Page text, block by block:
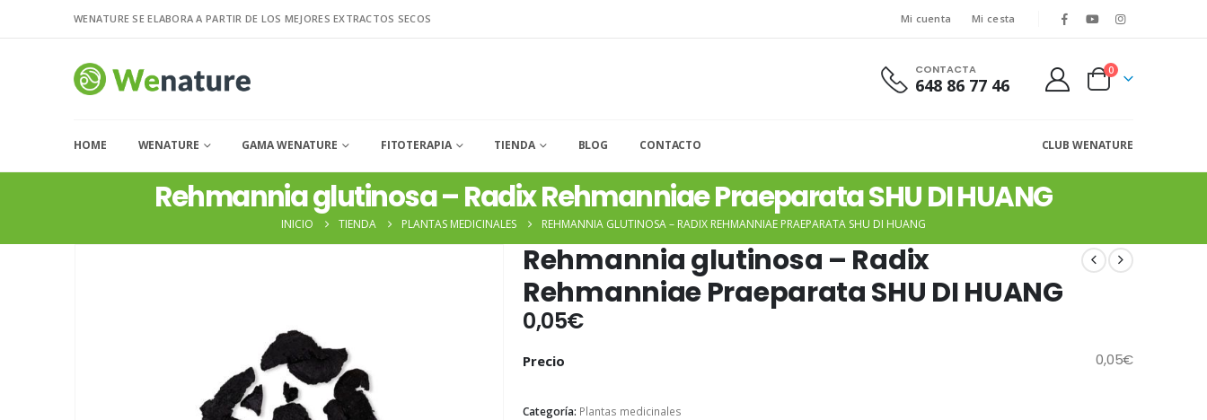
WENATURE SE ELABORA A PARTIR DE LOS MEJORES EXTRACTOS SECOS Mi cuenta Mi cesta
CONTACTA
648 86 77 46
0
HOME WENATURE GAMA WENATURE FITOTERAPIA TIENDA BLOG CONTACTO CLUB WENATURE
Rehmannia glutinosa – Radix Rehmanniae Praeparata SHU DI HUANG
INICIO TIENDA PLANTAS MEDICINALES REHMANNIA GLUTINOSA – RADIX REHMANNIAE PRAEPARATA SHU DI HUANG
Rehmannia glutinosa – Radix
Rehmanniae Praeparata SHU DI HUANG
0,05€
Precio 0,05€
Categoría: Plantas medicinales